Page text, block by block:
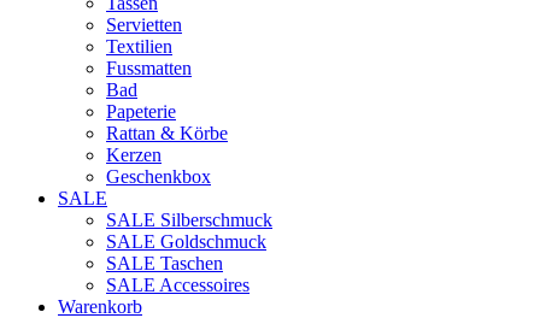
Servietten
Textilien
Fussmatten
Bad
Papeterie
Rattan & Körbe
Kerzen
Geschenkbox
SALE
SALE Silberschmuck
SALE Goldschmuck
SALE Taschen
SALE Accessoires
Warenkorb